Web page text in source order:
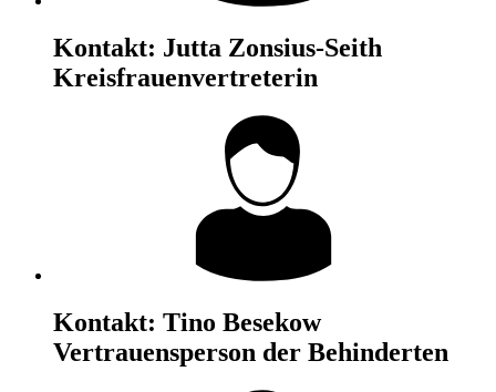
Kontakt: Jutta Zonsius-Seith
Kreisfrauenvertreterin
Kontakt: Tino Besekow
Vertrauensperson der Behinderten